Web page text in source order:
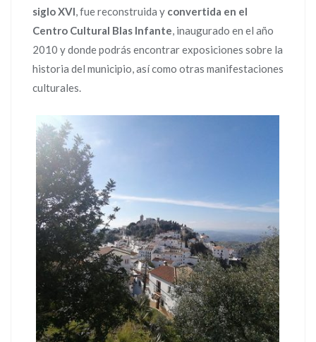
siglo XVI, fue reconstruida y convertida en el
Centro Cultural Blas Infante, inaugurado en el año
2010 y donde podrás encontrar exposiciones sobre la
historia del municipio, así como otras manifestaciones
culturales.